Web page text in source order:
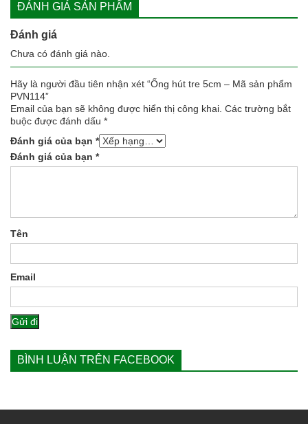
ĐÁNH GIÁ SẢN PHẨM
Đánh giá
Chưa có đánh giá nào.
Hãy là người đầu tiên nhận xét “Ống hút tre 5cm – Mã sản phẩm
PVN114”
Email của bạn sẽ không được hiển thị công khai. Các trường bắt
buộc được đánh dấu *
Đánh giá của bạn *
Đánh giá của bạn *
Tên
Email
BÌNH LUẬN TRÊN FACEBOOK